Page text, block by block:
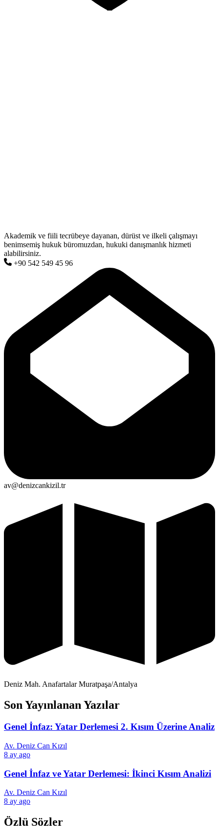
Akademik ve fiili tecrübeye dayanan, dürüst ve ilkeli çalışmayı
benimsemiş hukuk büromuzdan, hukuki danışmanlık hizmeti
alabilirsiniz.
+90 542 549 45 96
av@denizcankizil.tr
Deniz Mah. Anafartalar Muratpaşa/Antalya
Son Yayınlanan Yazılar
Genel İnfaz: Yatar Derlemesi 2. Kısım Üzerine Analiz
Av. Deniz Can Kızıl
8 ay ago
Genel İnfaz ve Yatar Derlemesi: İkinci Kısım Analizi
Av. Deniz Can Kızıl
8 ay ago
Özlü Sözler